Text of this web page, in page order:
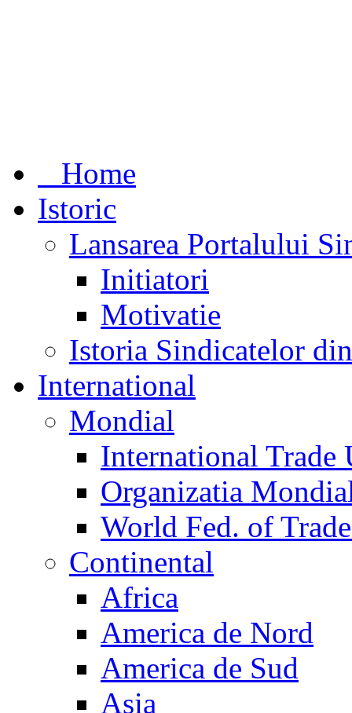
Home
Istoric
Lansarea Portalului
Initiatori
Motivatie
Istoria Sindicatelor
International
Mondial
International Trade
Organizatia
World Fed. of
Continental
Africa
America de Nord
America de Sud
Asia